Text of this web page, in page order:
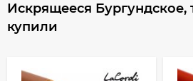
Искрящееся Бургундское,
купили